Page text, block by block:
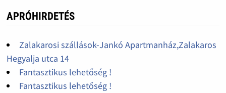
APRÓHIRDETÉS
Zalakarosi szállások-Jankó Apartmanház,Zalakaros
Hegyalja utca 14
Fantasztikus lehetőség !
Fantasztikus lehetőség !